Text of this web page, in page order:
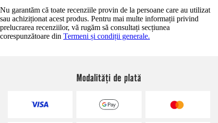
Nu garantăm că toate recenziile provin de la persoane care au utilizat
sau achiziționat acest produs. Pentru mai multe informații privind
prelucrarea recenziilor, vă rugăm să consultați secțiunea
corespunzătoare din Termeni și condiții generale.
Modalități de plată